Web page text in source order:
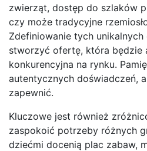
zwierząt, dostęp do szlaków
czy może tradycyjne
Zdefiniowanie tych
stworzyć ofertę, która będzie
konkurencyjna na rynku.
autentycznych doświadczeń,
zapewnić.
Kluczowe jest również
zaspokoić potrzeby różnych
dziećmi docenią plac zabaw,